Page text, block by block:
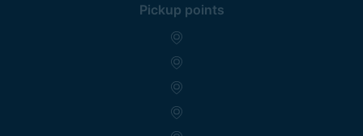
Pickup points